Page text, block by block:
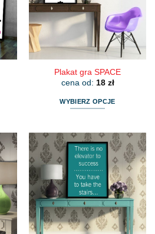
Plakat gra SPACE
cena od: 18 zł
WYBIERZ OPCJE
ma
wiele
wariantów.
Opcje
można
wybrać
na
stronie